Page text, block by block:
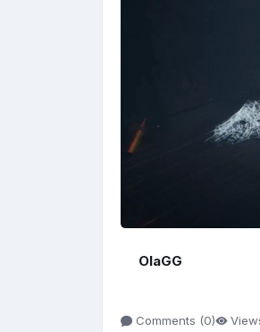
OlaGG
Comments (0)